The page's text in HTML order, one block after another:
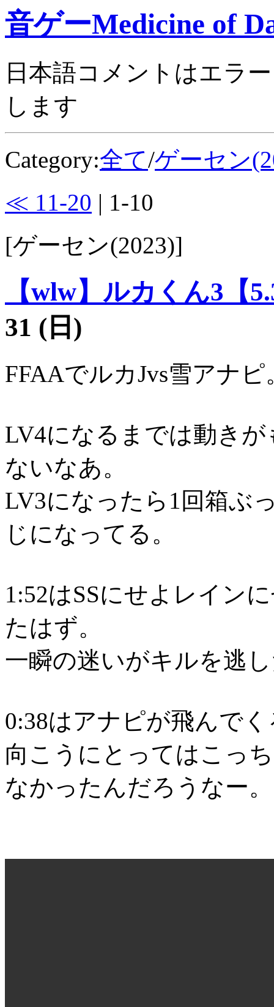
音ゲーMedicine of
日本語コメントはエラ
します
Category:全て/ゲーセン
≪ 11-20 | 1-10
[ゲーセン(2023)]
【wlw】ルカくん3【
31 (日)
FFAAでルカJvs雪アナピ
LV4になるまでは動き
ないなあ。
LV3になったら1回箱ぶ
じになってる。
1:52はSSにせよレイン
たはず。
一瞬の迷いがキルを逃
0:38はアナピが飛んで
向こうにとってはこっ
なかったんだろうなー。